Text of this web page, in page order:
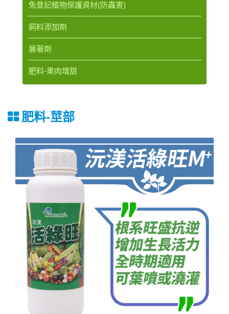
免登記植物保護資材(防蟲害)
飼料添加劑
展著劑
肥料-果肉增甜
肥料-莖部